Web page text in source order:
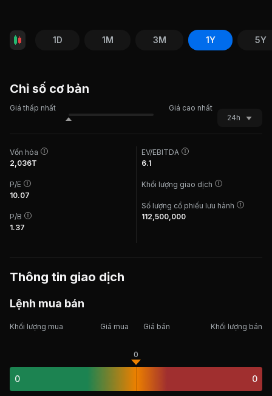
1D 1M 3M 1Y 5Y
Chỉ số cơ bản
Giá thấp nhất
Giá cao nhất
24h
Vốn hóa
2,036T
P/E
10.07
P/B
1.37
EV/EBITDA
6.1
Khối lượng giao dịch
Số lượng cổ phiếu lưu hành
112,500,000
Thông tin giao dịch
Lệnh mua bán
Khối lượng mua Giá mua Giá bán Khối lượng bán
0
0
0